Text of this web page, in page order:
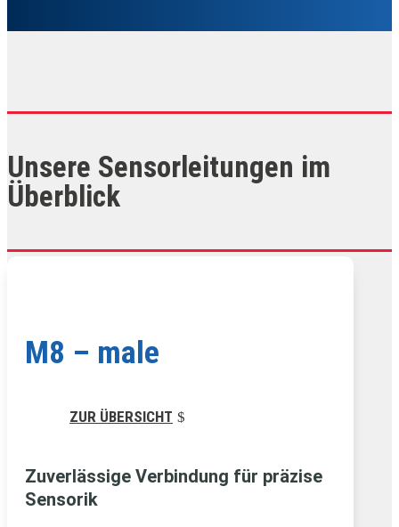
Unsere Sensorleitungen im
Überblick
M8 – male
ZUR ÜBERSICHT
Zuverlässige Verbindung für präzise
Sensorik